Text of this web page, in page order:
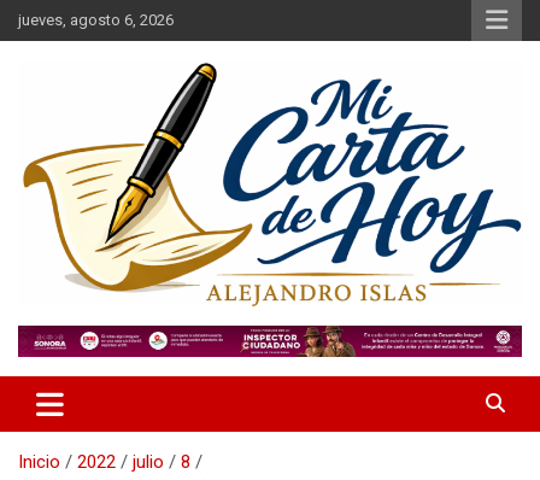
Saltar
al
jueves, agosto 6, 2026
Mi Carta de Hoy
Inicio 2022 julio
8